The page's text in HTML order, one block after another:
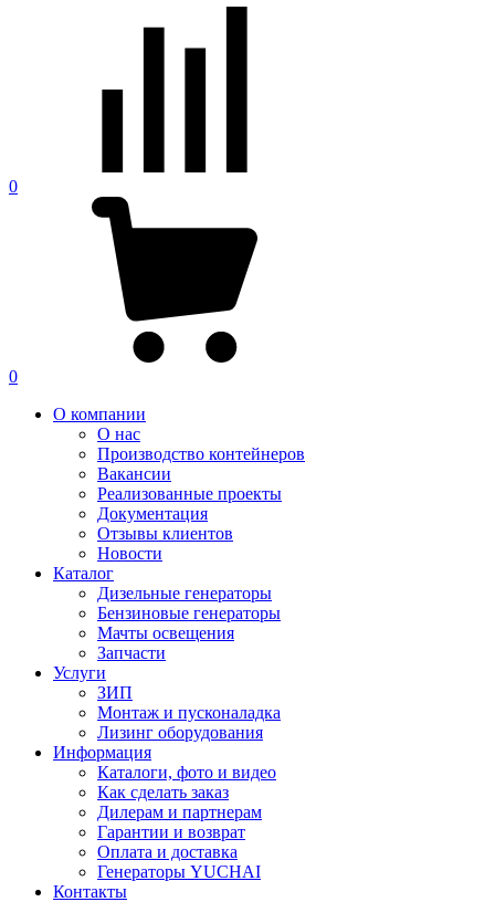
0
0
О компании
О нас
Производство контейнеров
Вакансии
Реализованные проекты
Документация
Отзывы клиентов
Новости
Каталог
Дизельные генераторы
Бензиновые генераторы
Мачты освещения
Запчасти
Услуги
ЗИП
Монтаж и пусконаладка
Лизинг оборудования
Информация
Каталоги, фото и видео
Как сделать заказ
Дилерам и партнерам
Гарантии и возврат
Оплата и доставка
Генераторы YUCHAI
Контакты